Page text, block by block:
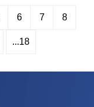
6 7 8
...18